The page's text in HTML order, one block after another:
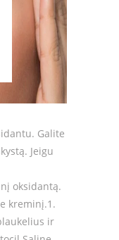
Galite
Jeigu
oksidantą.
kreminį.1.
ir